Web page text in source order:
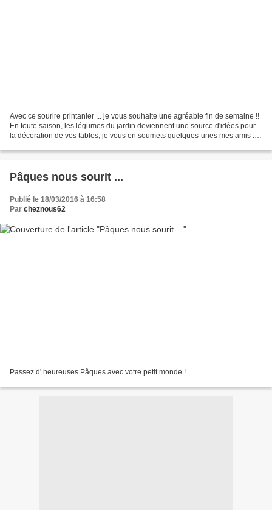
Avec ce sourire printanier ... je vous souhaite une agréable fin de semaine !!
En toute saison, les légumes du jardin deviennent une source d'idées pour
la décoration de vos tables, je vous en soumets quelques-unes mes amis ...
Pâques nous sourit ...
Publié le 18/03/2016 à 16:58
Par cheznous62
Passez d' heureuses Pâques avec votre petit monde !